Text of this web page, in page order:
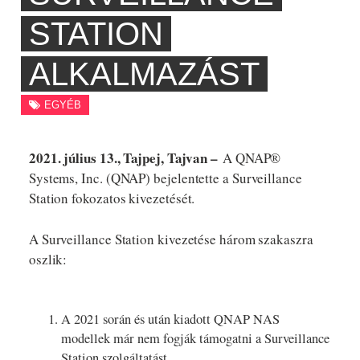
STATION
ALKALMAZÁST
EGYÉB
2021. július 13., Tajpej, Tajvan – A QNAP®
Systems, Inc. (QNAP) bejelentette a Surveillance
Station fokozatos kivezetését.
A Surveillance Station kivezetése három szakaszra
oszlik:
A 2021 során és után kiadott QNAP NAS
modellek már nem fogják támogatni a Surveillance